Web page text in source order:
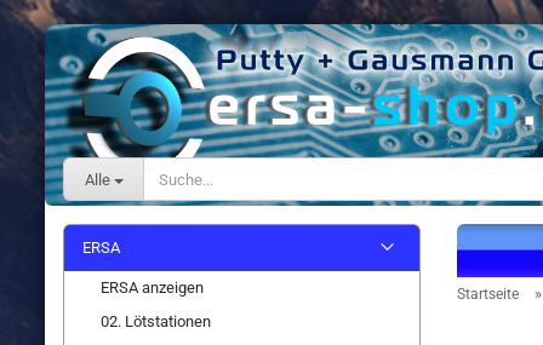
Alle
Startseite »
ERSA
ERSA anzeigen
02. Lötstationen